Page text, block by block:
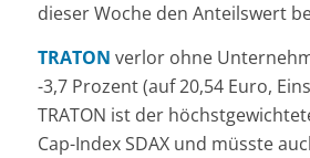
dieser Woche den Anteilswert
TRATON verlor ohne
-3,7 Prozent (auf 20,54 Euro,
TRATON ist der
Cap-Index SDAX und müsste